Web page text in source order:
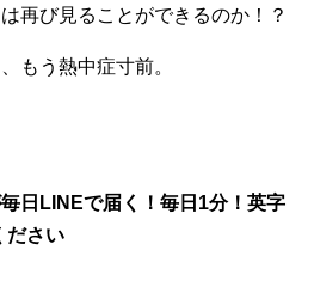
再び見ることができるのか！？
もう熱中症寸前。
日LINEで届く！毎日1分！英字
ださい